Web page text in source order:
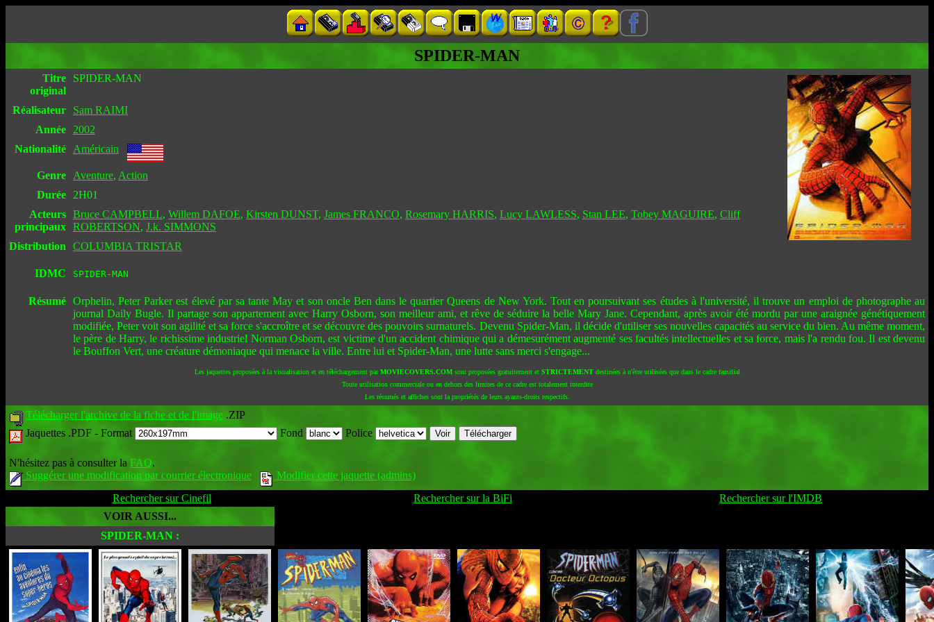
SPIDER-MAN
Titre
original
SPIDER-MAN
Réalisateur
Sam RAIMI
Année
2002
Nationalité
Américain
Genre Aventure, Action
Durée
2H01
Acteurs
principaux
Bruce CAMPBELL, Willem DAFOE, Kirsten DUNST, James FRANCO, Rosemary HARRIS, Lucy LAWLESS, Stan LEE, Tobey MAGUIRE, Cliff
ROBERTSON, J.k. SIMMONS
Distribution
COLUMBIA TRISTAR
IDMC SPIDER-MAN
Résumé Orphelin, Peter Parker est élevé par sa tante May et son oncle Ben dans le quartier Queens de New York. Tout en poursuivant ses études à l'université, il trouve un emploi de photographe au
journal Daily Bugle. Il partage son appartement avec Harry Osborn, son meilleur ami, et rêve de séduire la belle Mary Jane. Cependant, après avoir été mordu par une araignée génétiquement
modifiée, Peter voit son agilité et sa force s'accroître et se découvre des pouvoirs surnaturels. Devenu Spider-Man, il décide d'utiliser ses nouvelles capacités au service du bien. Au même moment,
le père de Harry, le richissime industriel Norman Osborn, est victime d'un accident chimique qui a démesurément augmenté ses facultés intellectuelles et sa force, mais l'a rendu fou. Il est devenu
le Bouffon Vert, une créature démoniaque qui menace la ville. Entre lui et Spider-Man, une lutte sans merci s'engage...
Les jaquettes proposées à la visualisation et en téléchargement parMOVIECOVERS.COMsont proposées gratuitement et STRICTEMENTdestinées à n'être utilisées que dans le cadre familial
Toute utilisation commerciale ou en dehors des limites de ce cadre est totalement interdite
Les résumés et affiches sont la propriétés de leurs ayants-droits respectifs.
Télécharger l'archive de la fiche et de l'image .ZIP
Jaquettes .PDF - Format Fond Police
N'hésitez pas à consulter la FAQ.
Suggérer une modification par courrier électronique
Modifier cette jaquette (admins)
Rechercher sur Cinefil
Rechercher sur la BiFi
Rechercher sur l'IMDB
VOIR AUSSI...
SPIDER-MAN :